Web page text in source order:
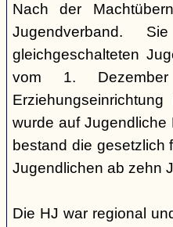
Nach der
Jugendverband.
gleichgeschalteten
vom 1.
wurde auf
bestand die gesetzlich
Jugendlichen ab zehn
Die HJ war regional